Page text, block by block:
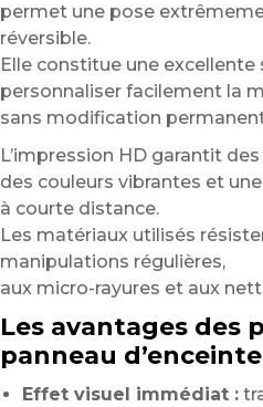
permet une pose
réversible.
Elle constitue une
personnaliser facilement la
sans modification
L’impression HD garantit
des couleurs vibrantes et
à courte distance.
Les matériaux utilisés
manipulations régulières,
aux micro-rayures et aux
Les avantages des
panneau
Effet visuel immédiat :